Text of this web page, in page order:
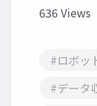
636 Views
#ロボッ
#データ